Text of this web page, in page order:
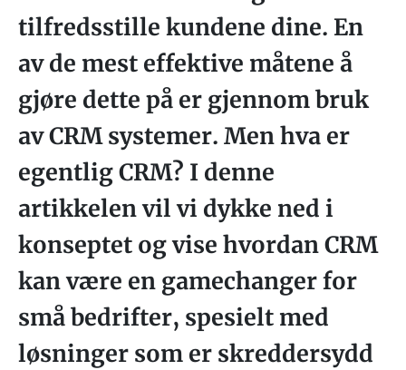
tilfredsstille kundene dine. En
av de mest effektive måtene å
gjøre dette på er gjennom bruk
av CRM systemer. Men hva er
egentlig CRM? I denne
artikkelen vil vi dykke ned i
konseptet og vise hvordan CRM
kan være en gamechanger for
små bedrifter, spesielt med
løsninger som er skreddersydd